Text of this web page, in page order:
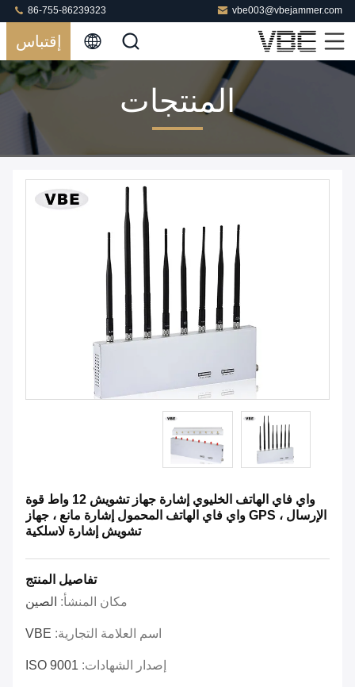
vbe003@vbejammer.com
86-755-86239323
إقتباس
المنتجات
واي فاي الهاتف الخليوي إشارة جهاز تشويش 12 واط قوة
الإرسال ، GPS واي فاي الهاتف المحمول إشارة مانع ، جهاز
تشويش إشارة لاسلكية
تفاصيل المنتج
مكان المنشأ: الصين
اسم العلامة التجارية: VBE
إصدار الشهادات: ISO 9001